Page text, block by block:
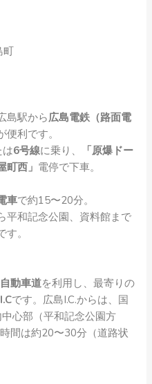
町
島駅から広島電鉄（路面電
便利です。
は6号線に乗り、
「原爆ドー
町西」 電停で下車。
車で約15〜20分。
平和記念公園、資料館まで
。
動車道を利用し、最寄りの
です。広島I.C.からは、国
心部（平和記念公園方
間は約20〜30分（道路状